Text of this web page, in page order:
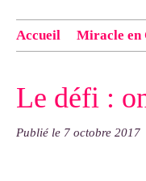
Accueil Miracle en
exemple : "Bonnet
Le défi :
Publié le 7 octobre 2017